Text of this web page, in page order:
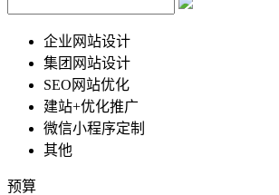
企业网站设计
集团网站设计
SEO网站优化
建站+优化推广
微信小程序定制
其他
预算